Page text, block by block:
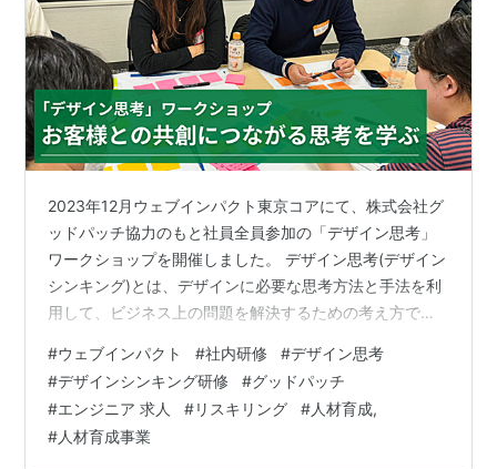
2023年12月ウェブインパクト東京コアにて、株式会社グ
ッドパッチ協力のもと社員全員参加の「デザイン思考」
ワークショップを開催しました。 デザイン思考(デザイン
シンキング)とは、デザインに必要な思考方法と手法を利
用して、ビジネス上の問題を解決するための考え方で
ンの有効性を実証されてきましたが、日本でも2018年に
経済産業省・特許庁が「デザイン経営宣言」を発表し、
デザインはイノベーションを実現する力になると、これ
からのビジネスでいかにデザイン的な思考方法が大切か
#ウェブインパクト #社内研修 #デザイン思考
#デザインシンキング研修 #グッドパッチ
#エンジニア 求人 #リスキリング #人材育成,
#人材育成事業